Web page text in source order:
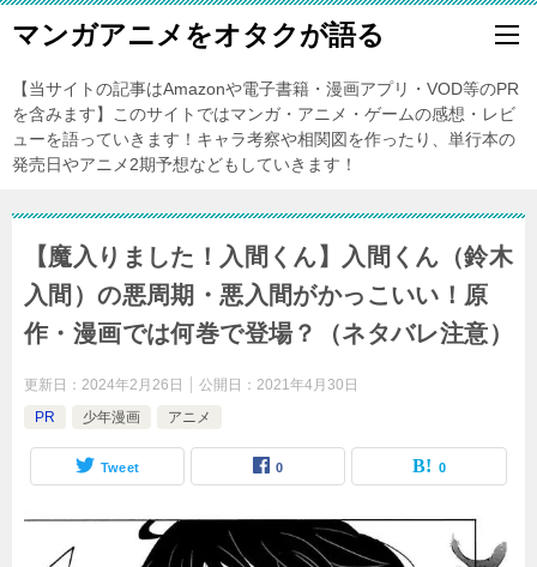
マンガアニメをオタクが語る
【当サイトの記事はAmazonや電子書籍・漫画アプリ・VOD等のPR
を含みます】このサイトではマンガ・アニメ・ゲームの感想・レビ
ューを語っていきます！キャラ考察や相関図を作ったり、単行本の
発売日やアニメ2期予想などもしていきます！
【魔入りました！入間くん】入間くん（鈴木
入間）の悪周期・悪入間がかっこいい！原
作・漫画では何巻で登場？（ネタバレ注意）
更新日： 2024年2月26日 公開日： 2021年4月30日
PR
少年漫画 アニメ
Tweet 0 0